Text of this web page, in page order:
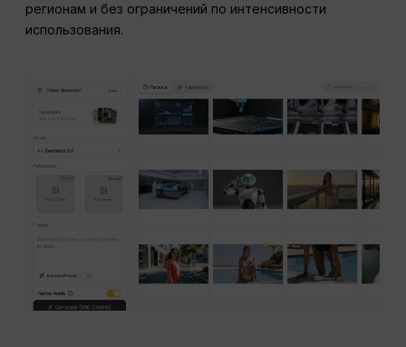
регионам и без ограничений по интенсивности
использования.